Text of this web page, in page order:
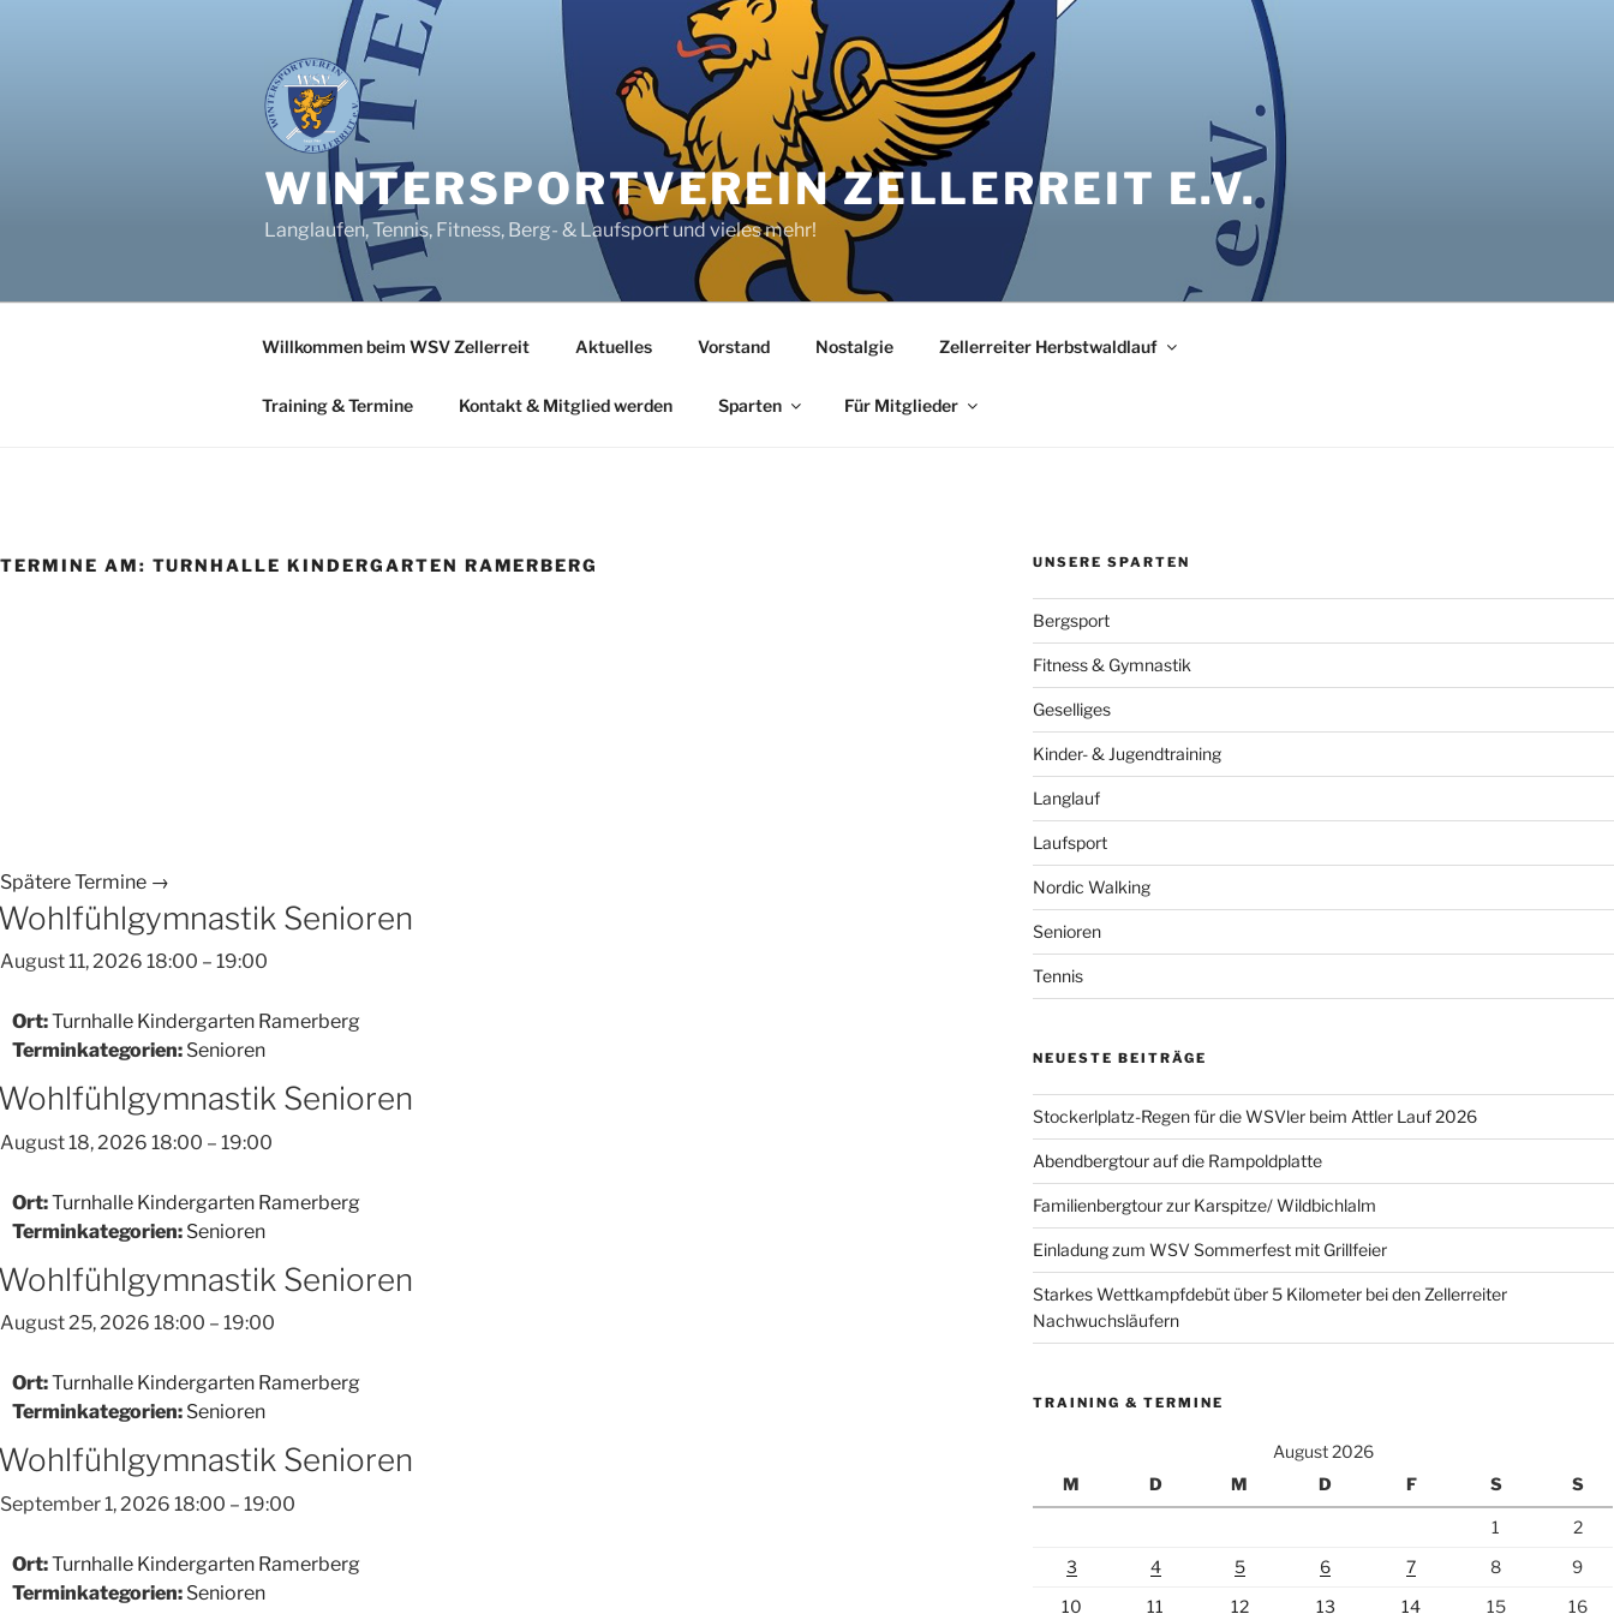
WINTERSPORTVEREIN ZELLERREIT E.V.
Langlaufen, Tennis, Fitness, Berg- & Laufsport und vieles mehr!
Willkommen beim WSV Zellerreit Aktuelles Vorstand Nostalgie Zellerreiter Herbstwaldlauf
Training & Termine Kontakt & Mitglied werden Sparten Für Mitglieder
TERMINE AM: TURNHALLE KINDERGARTEN RAMERBERG
Spätere Termine →
Senioren
August 11, 2026 18:00 – 19:00
Ort:Turnhalle Kindergarten Ramerberg
Terminkategorien: Senioren
Senioren
August 18, 2026 18:00 – 19:00
Ort:Turnhalle Kindergarten Ramerberg
Terminkategorien: Senioren
Senioren
August 25, 2026 18:00 – 19:00
Ort:Turnhalle Kindergarten Ramerberg
Terminkategorien: Senioren
Senioren
September 1, 2026 18:00 – 19:00
Ort:Turnhalle Kindergarten Ramerberg
Terminkategorien: Senioren
UNSERE SPARTEN
Bergsport
Fitness & Gymnastik
Geselliges
Kinder- & Jugendtraining
Langlauf
Laufsport
Nordic Walking
Senioren
Tennis
NEUESTE BEITRÄGE
Stockerlplatz-Regen für die WSVler beim Attler Lauf 2026
Abendbergtour auf die Rampoldplatte
Familienbergtour zur Karspitze/ Wildbichlalm
Einladung zum WSV Sommerfest mit Grillfeier
Starkes Wettkampfdebüt über 5 Kilometer bei den Zellerreiter
Nachwuchsläufern
TRAINING & TERMINE
August 2026
M
D M D F S S
1
2
3
4 5 6 7 8
9
10
11 12 13 14 15
16